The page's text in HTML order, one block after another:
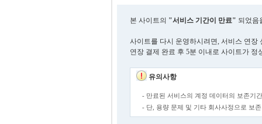
본 사이트의 "서비스 기간이 만료" 되었음
사이트를 다시 운영하시려면, 서비스 연장
연장 결제 완료 후 5분 이내로 사이트가 정
유의사항
- 만료된 서비스의 계정 데이터의 보존기
- 단, 용량 문제 및 기타 회사사정으로 보